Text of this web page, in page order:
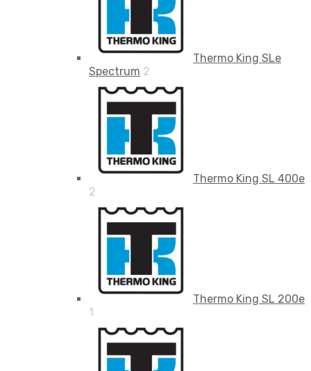
Thermo King SLe
Spectrum 2
Thermo King SL 400e
2
Thermo King SL 200e
1